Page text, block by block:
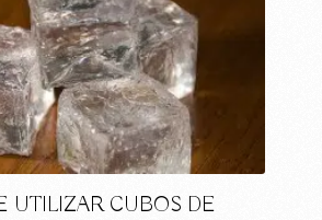
UTILIZAR CUBOS DE